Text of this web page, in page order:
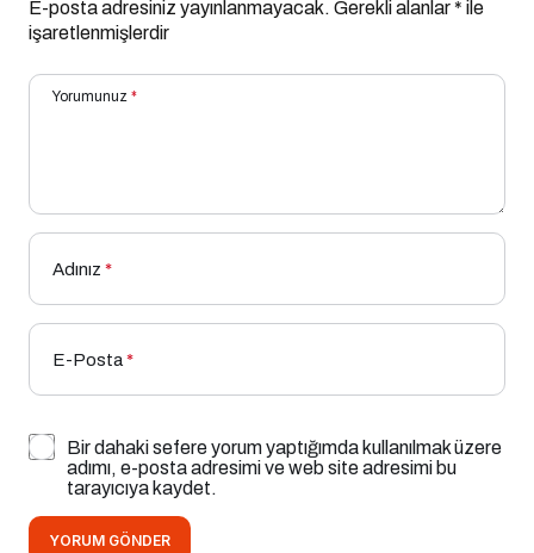
E-posta adresiniz yayınlanmayacak. Gerekli alanlar* ile
işaretlenmişlerdir
Yorumunuz *
Adınız *
E-Posta*
Bir dahaki sefere yorum yaptığımda kullanılmak üzere
adımı, e-posta adresimi ve web site adresimi bu
tarayıcıya kaydet.
YORUM GÖNDER